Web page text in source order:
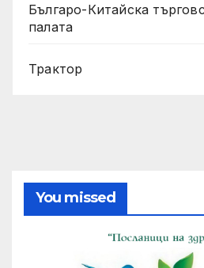
Българо-Китайска
палата
Трактор
You missed